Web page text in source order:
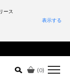
(0)
詳細検索はこちら
ース
表示する